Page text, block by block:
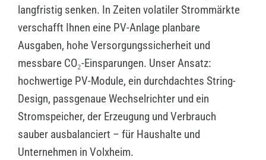
langfristig senken. In Zeiten volatiler Strommärkte
verschafft Ihnen eine PV-Anlage planbare
Ausgaben, hohe Versorgungssicherheit und
messbare CO₂-Einsparungen. Unser Ansatz:
hochwertige PV-Module, ein durchdachtes String-
Design, passgenaue Wechselrichter und ein
Stromspeicher, der Erzeugung und Verbrauch
sauber ausbalanciert – für Haushalte und
Unternehmen in Volxheim.